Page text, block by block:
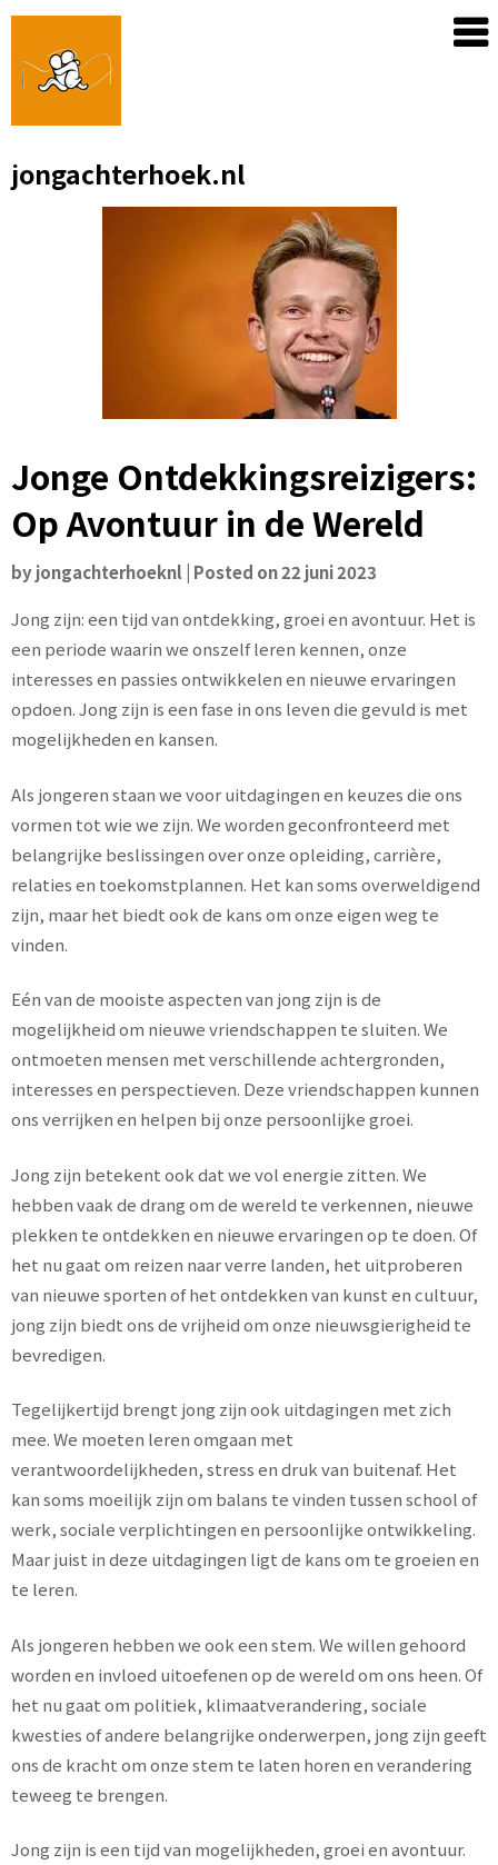
Skip
content
jongachterhoek.nl
Jonge Ontdekkingsreizigers:
Op Avontuur in de Wereld
byjongachterhoeknl Posted on22 juni 2023
Jong zijn: een tijd van ontdekking, groei en avontuur. Het is
een periode waarin we onszelf leren kennen, onze
interesses en passies ontwikkelen en nieuwe ervaringen
opdoen. Jong zijn is een fase in ons leven die gevuld is met
mogelijkheden en kansen.
Als jongeren staan we voor uitdagingen en keuzes die ons
vormen tot wie we zijn. We worden geconfronteerd met
belangrijke beslissingen over onze opleiding, carrière,
relaties en toekomstplannen. Het kan soms overweldigend
zijn, maar het biedt ook de kans om onze eigen weg te
vinden.
Eén van de mooiste aspecten van jong zijn is de
mogelijkheid om nieuwe vriendschappen te sluiten. We
ontmoeten mensen met verschillende achtergronden,
interesses en perspectieven. Deze vriendschappen kunnen
ons verrijken en helpen bij onze persoonlijke groei.
Jong zijn betekent ook dat we vol energie zitten. We
hebben vaak de drang om de wereld te verkennen, nieuwe
plekken te ontdekken en nieuwe ervaringen op te doen. Of
het nu gaat om reizen naar verre landen, het uitproberen
van nieuwe sporten of het ontdekken van kunst en cultuur,
jong zijn biedt ons de vrijheid om onze nieuwsgierigheid te
bevredigen.
Tegelijkertijd brengt jong zijn ook uitdagingen met zich
mee. We moeten leren omgaan met
verantwoordelijkheden, stress en druk van buitenaf. Het
kan soms moeilijk zijn om balans te vinden tussen school of
werk, sociale verplichtingen en persoonlijke ontwikkeling.
Maar juist in deze uitdagingen ligt de kans om te groeien en
te leren.
Als jongeren hebben we ook een stem. We willen gehoord
worden en invloed uitoefenen op de wereld om ons heen. Of
het nu gaat om politiek, klimaatverandering, sociale
kwesties of andere belangrijke onderwerpen, jong zijn geeft
ons de kracht om onze stem te laten horen en verandering
teweeg te brengen.
Jong zijn is een tijd van mogelijkheden, groei en avontuur.